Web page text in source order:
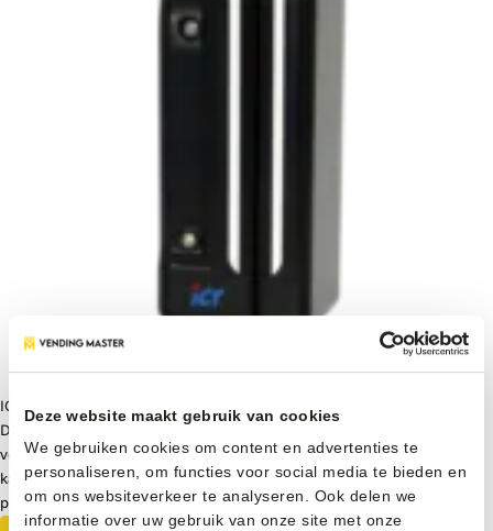
Deze website maakt gebruik van cookies
We gebruiken cookies om content en advertenties te
personaliseren, om functies voor social media te bieden en
om ons websiteverkeer te analyseren. Ook delen we
informatie over uw gebruik van onze site met onze
ICT DCM5 ID Scanner
De ICT DCM5 ID Scanner is een praktische leeftijdsverificatie scanner
voor vendingmachines en verkoopautomaten. Deze scanner leest ID
kaarten en rijbewijzen in kaartformaat uit, zodat leeftijdsgebonden
producten gecontroleerd verkocht kunnen worden.